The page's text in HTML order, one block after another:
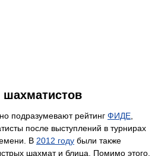
шахматистов
подразумевают рейтинг ФИДЕ
после выступлений в турнирах
В 2012 году были также
шахмат и блица. Помимо этого,